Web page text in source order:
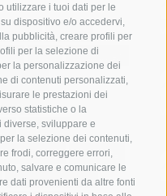
utilizzare i tuoi dati per le
dispositivo e/o accedervi,
pubblicità, creare profili per
per la selezione di
la personalizzazione dei
di contenuti personalizzati,
le prestazioni dei
statistiche o la
sviluppare e
la selezione dei contenuti,
frodi, correggere errori,
salvare e comunicare le
dati provenienti da altre fonti
arresto
capri
carabinieri
elezioni
costiera
incidente
massa lubrense